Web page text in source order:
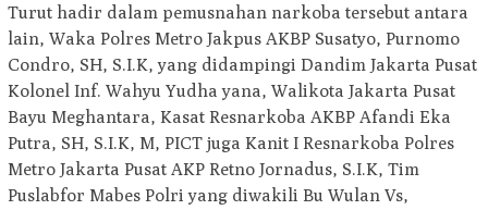
Turut hadir dalam pemusnahan narkoba tersebut antara
lain, Waka Polres Metro Jakpus AKBP Susatyo, Purnomo
Condro, SH, S.I.K, yang didampingi Dandim Jakarta Pusat
Kolonel Inf. Wahyu Yudha yana, Walikota Jakarta Pusat
Bayu Meghantara, Kasat Resnarkoba AKBP Afandi Eka
Putra, SH, S.I.K, M, PICT juga Kanit I Resnarkoba Polres
Metro Jakarta Pusat AKP Retno Jornadus, S.I.K, Tim
Puslabfor Mabes Polri yang diwakili Bu Wulan Vs,